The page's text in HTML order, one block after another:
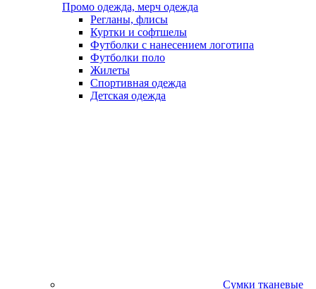
Промо одежда, мерч одежда
Регланы, флисы
Куртки и софтшелы
Футболки с нанесением логотипа
Футболки поло
Жилеты
Спортивная одежда
Детская одежда
Сумки тканевые